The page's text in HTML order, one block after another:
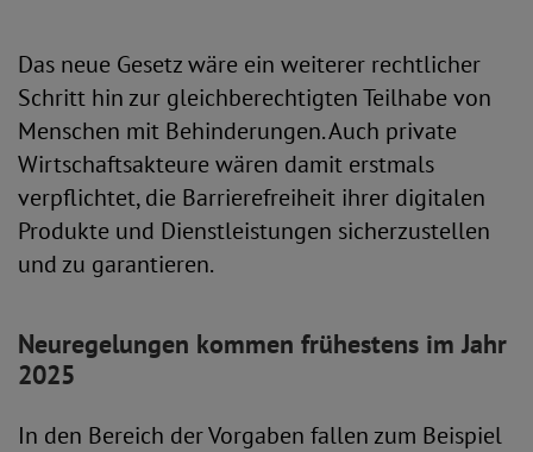
Das neue Gesetz wäre ein weiterer rechtlicher
Schritt hin zur gleichberechtigten Teilhabe von
Menschen mit Behinderungen. Auch private
Wirtschaftsakteure wären damit erstmals
verpflichtet, die Barrierefreiheit ihrer digitalen
Produkte und Dienstleistungen sicherzustellen
und zu garantieren.
Neuregelungen kommen frühestens im Jahr
2025
In den Bereich der Vorgaben fallen zum Beispiel